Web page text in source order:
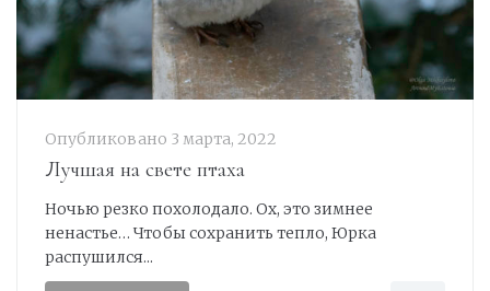
Опубликовано 3 марта, 2022
Лучшая на свете птаха
Ночью резко похолодало. Ох, это зимнее
ненастье… Чтобы сохранить тепло, Юрка
распушился...